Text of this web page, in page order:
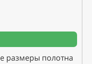
размеры полотна